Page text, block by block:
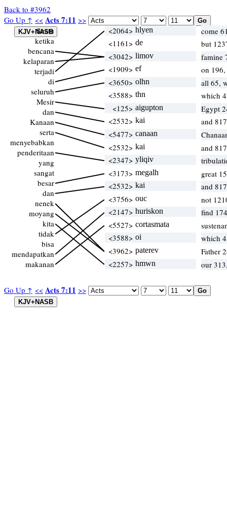
Back to #3962
Go Up ↑ << Acts 7:11 >>
Go Up ↑ << Acts 7:11 >>
Suatu
ketika
bencana
kelaparan
terjadi
di
seluruh
Mesir
dan
Kanaan
serta
menyebabkan
penderitaan
yang
sangat
besar
dan
nenek
moyang
kita
tidak
bisa
mendapatkan
makanan
<2064> hlyen
come
<1161> de
but
<3042> limov
famine
<1909> ef
on
<3650> olhn
all 65,
<3588> thn
which
<125> aigupton
Egypt
<2532> kai
and
<5477> canaan
<2532> kai
and
<2347> yliqiv
<3173> megalh
great
<2532> kai
and
<3756> ouc
not
<2147> huriskon
find
<5527> cortasmata
<3588> oi
which
<3962> paterev
Father
<2257> hmwn our